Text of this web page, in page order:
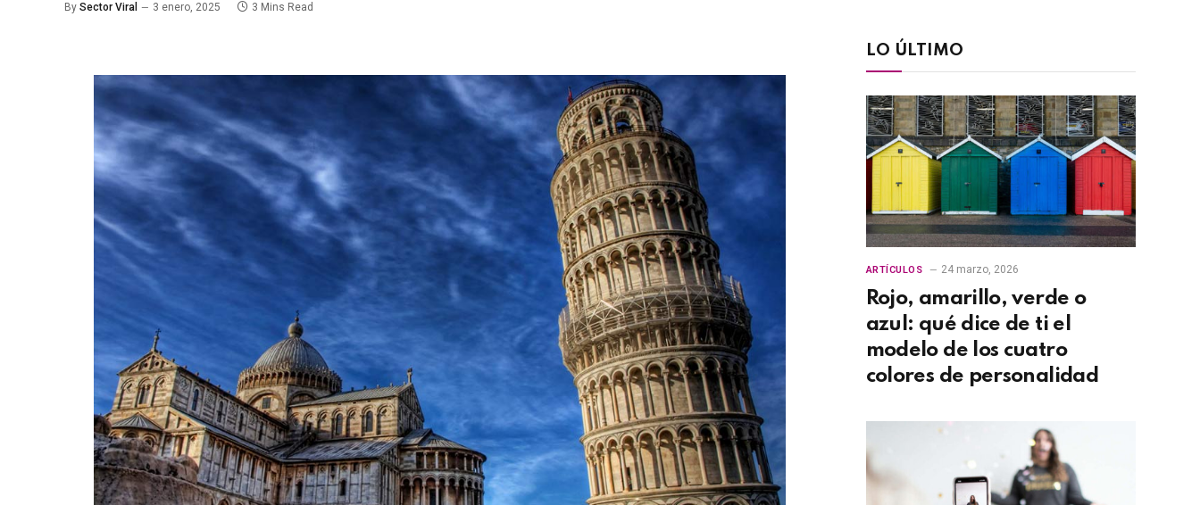
By Sector Viral 3 enero, 2025 3 Mins Read
LO ÚLTIMO
ARTÍCULOS 24 marzo, 2026
Rojo, amarillo, verde o
azul: qué dice de ti el
modelo de los cuatro
colores de personalidad